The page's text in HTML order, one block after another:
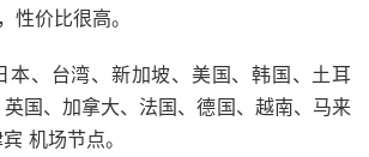
性价比很高。
本、台湾、新加坡、美国、韩国、土耳
国、加拿大、法国、德国、越南、马来
机场节点。